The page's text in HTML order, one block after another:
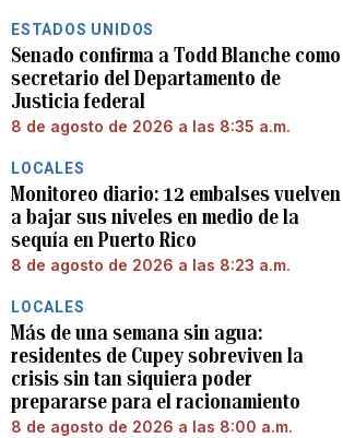
ESTADOS UNIDOS
Senado confirma a Todd Blanche como
secretario del Departamento de
Justicia federal
8 de agosto de 2026 a las 8:35 a.m.
LOCALES
Monitoreo diario: 12 embalses vuelven
a bajar sus niveles en medio de la
sequía en Puerto Rico
8 de agosto de 2026 a las 8:23 a.m.
LOCALES
Más de una semana sin agua:
residentes de Cupey sobreviven la
crisis sin tan siquiera poder
prepararse para el racionamiento
8 de agosto de 2026 a las 8:00 a.m.